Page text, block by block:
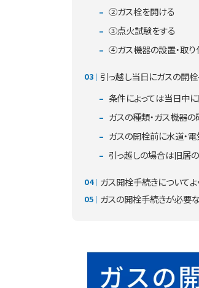
②ガス栓を開ける
③点火試験をする
④ガス機器の設置・取り
引っ越し当日にガスの開
条件によっては当日中
ガスの種類・ガス機器の
ガスの開栓前に水道・電
引っ越しの場合は旧居
ガス開栓手続きについて
ガスの開栓手続きが必要